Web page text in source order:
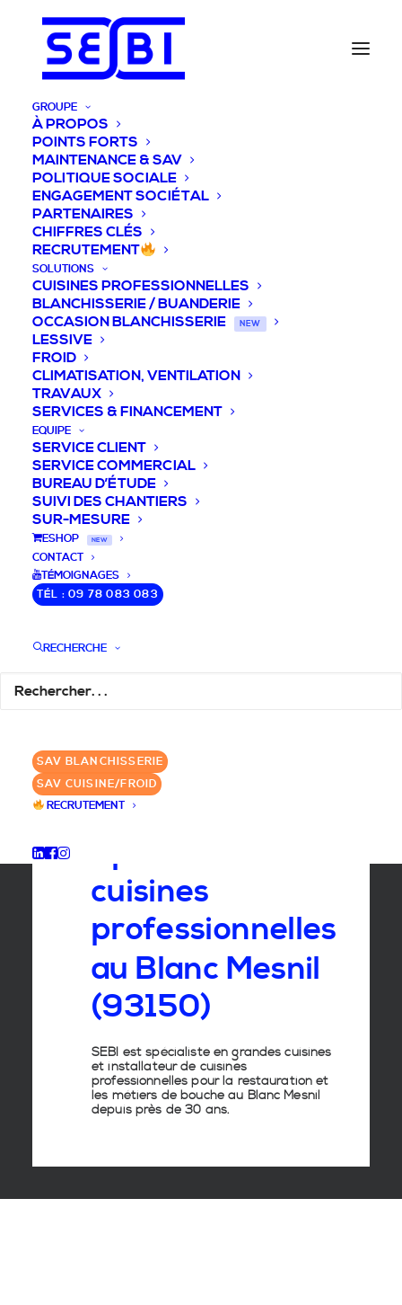
GROUPE
À PROPOS
POINTS FORTS
MAINTENANCE & SAV
POLITIQUE SOCIALE
ENGAGEMENT SOCIÉTAL
PARTENAIRES
CHIFFRES CLÉS
RECRUTEMENT
SOLUTIONS
CUISINES PROFESSIONNELLES
BLANCHISSERIE / BUANDERIE
OCCASION BLANCHISSERIE
NEW
LESSIVE
FROID
CLIMATISATION, VENTILATION
TRAVAUX
SERVICES & FINANCEMENT
EQUIPE
SERVICE CLIENT
SERVICE COMMERCIAL
BUREAU D’ÉTUDE
SUIVI DES CHANTIERS
SUR-MESURE
ESHOP NEW
CONTACT
TÉMOIGNAGES
TÉL : 09 78 083 083
RECHERCHE
SAV BLANCHISSERIE
SAV CUISINE/FROID
RECRUTEMENT
DEVIS / CONSEILS /
QUESTIONS
✆ 09 78 083 083
GROUPE SEBI
Spécialiste
cuisines
professionnelles
au Blanc Mesnil
(93150)
SEBI est spécialiste en grandes cuisines
et installateur de cuisines
professionnelles pour la restauration et
les métiers de bouche au Blanc Mesnil
depuis près de 30 ans.